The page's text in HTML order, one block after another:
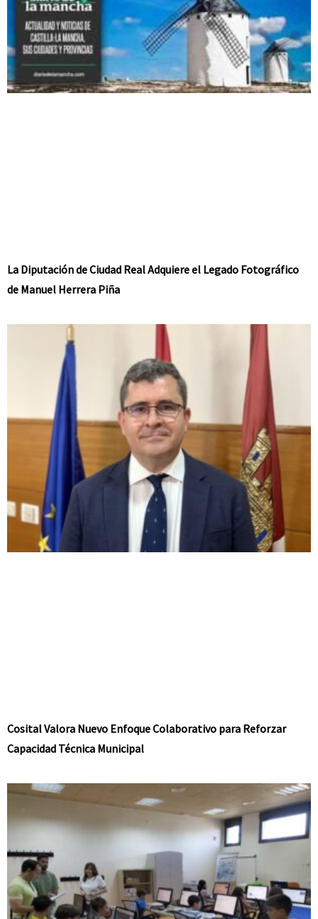
La Diputación de Ciudad Real Adquiere el Legado Fotográfico
de Manuel Herrera Piña
Cosital Valora Nuevo Enfoque Colaborativo para Reforzar
Capacidad Técnica Municipal